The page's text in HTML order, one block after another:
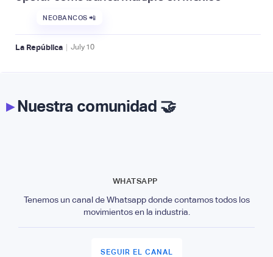
NEOBANCOS 📲
La República | July 10
▸Nuestra comunidad 🤝
WHATSAPP
Tenemos un canal de Whatsapp donde contamos todos los
movimientos en la industria.
SEGUIR EL CANAL